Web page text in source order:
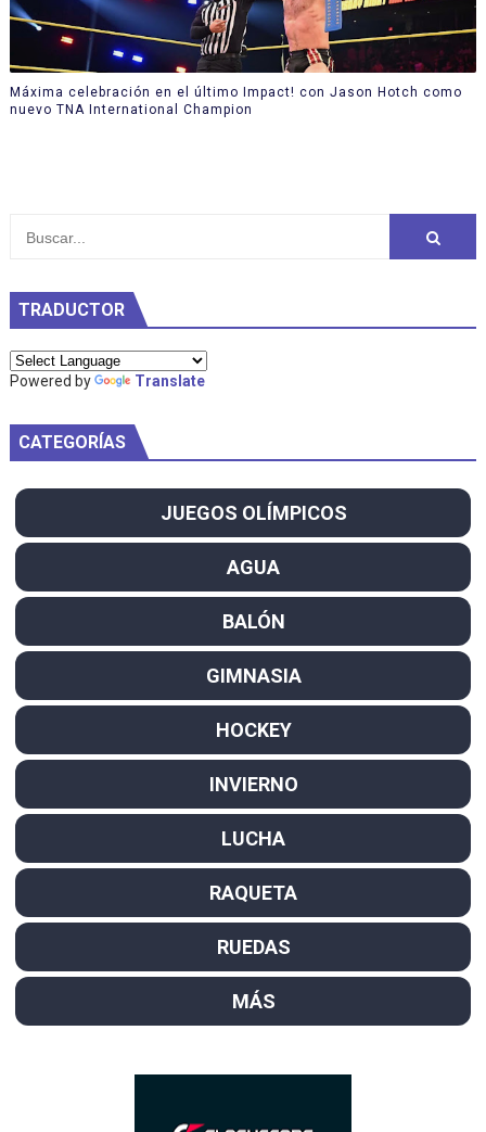
Máxima celebración en el último Impact! con Jason Hotch como
nuevo TNA International Champion
TRADUCTOR
Powered by Translate
CATEGORÍAS
JUEGOS OLÍMPICOS
AGUA
BALÓN
GIMNASIA
HOCKEY
INVIERNO
LUCHA
RAQUETA
RUEDAS
MÁS